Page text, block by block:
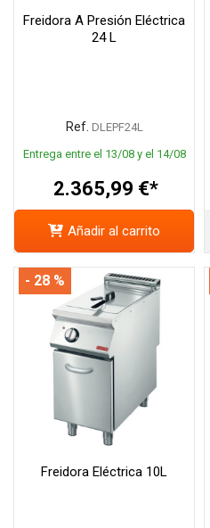
Freidora A Presión Eléctrica
24 L
Ref. DLEPF24L
Entrega entre el 13/08 y el 14/08
2.365,99 €*
Añadir al carrito
Freidora Eléctrica 10L
- 28 %